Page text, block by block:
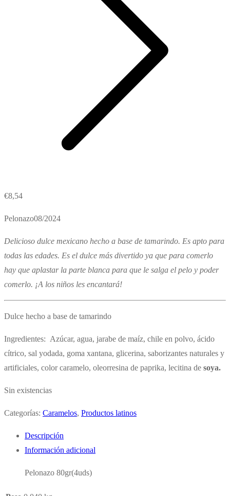
€8,54
Pelonazo08/2024
Delicioso dulce mexicano hecho a base de tamarindo. Es apto para
todas las edades. Es el dulce más divertido ya que para comerlo
hay que aplastar la parte blanca para que le salga el pelo y poder
comerlo. ¡A los niños les encantará!
Dulce hecho a base de tamarindo
Ingredientes: Azúcar, agua, jarabe de maíz, chile en polvo, ácido
cítrico, sal yodada, goma xantana, glicerina, saborizantes naturales y
artificiales, color caramelo, oleorresina de paprika, lecitina de soya.
Sin existencias
Categorías: Caramelos, Productos latinos
Descripción
Información adicional
Pelonazo 80gr(4uds)